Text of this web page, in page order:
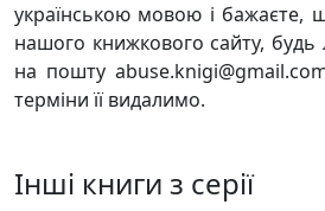
українською мовою і бажаєте,
нашого книжкового сайту, будь
на пошту
терміни її видалимо.
Інші книги з серії